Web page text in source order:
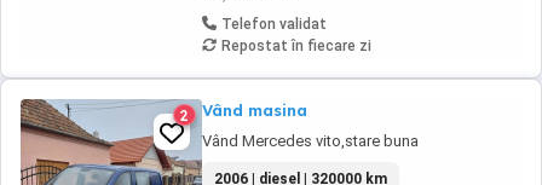
Telefon validat
Repostat în fiecare zi
2 Vând masina
Vând Mercedes vito,stare buna
2006 | diesel | 320000 km